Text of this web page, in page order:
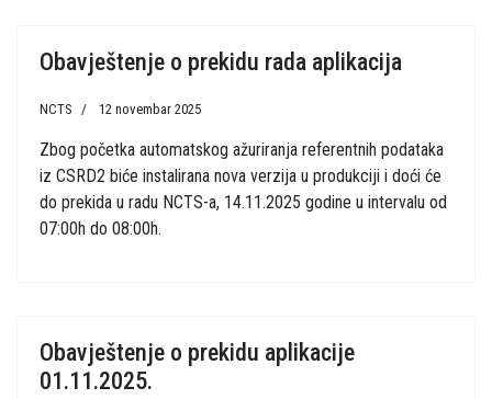
Obavještenje o prekidu rada aplikacija
NCTS 12 novembar 2025
Zbog početka automatskog ažuriranja referentnih podataka
iz CSRD2 biće instalirana nova verzija u produkciji i doći će
do prekida u radu NCTS-a, 14.11.2025 godine u intervalu od
07:00h do 08:00h.
Obavještenje o prekidu aplikacije
01.11.2025.